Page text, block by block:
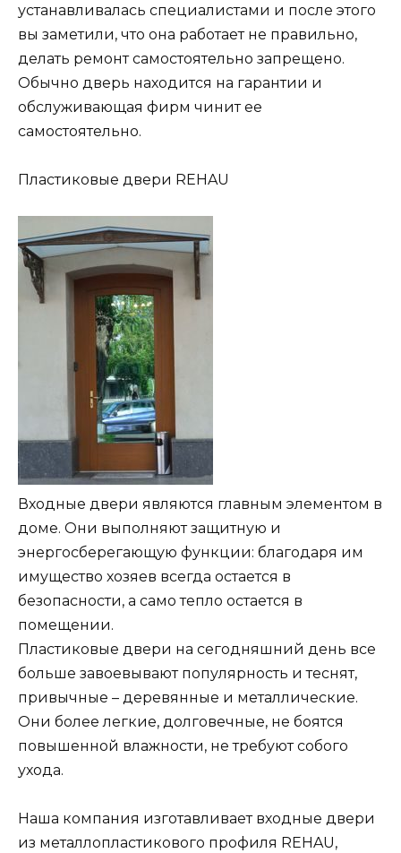
устанавливалась специалистами и после этого
вы заметили, что она работает не правильно,
делать ремонт самостоятельно запрещено.
Обычно дверь находится на гарантии и
обслуживающая фирм чинит ее
самостоятельно.
Пластиковые двери REHAU
Входные двери являются главным элементом в
доме. Они выполняют защитную и
энергосберегающую функции: благодаря им
имущество хозяев всегда остается в
безопасности, а само тепло остается в
помещении.
Пластиковые двери на сегодняшний день все
больше завоевывают популярность и теснят,
привычные – деревянные и металлические.
Они более легкие, долговечные, не боятся
повышенной влажности, не требуют собого
ухода.
Наша компания изготавливает входные двери
из металлопластикового профиля REHAU,